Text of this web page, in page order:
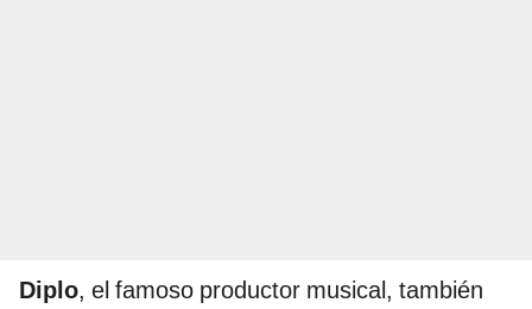
Diplo, el famoso productor musical, también